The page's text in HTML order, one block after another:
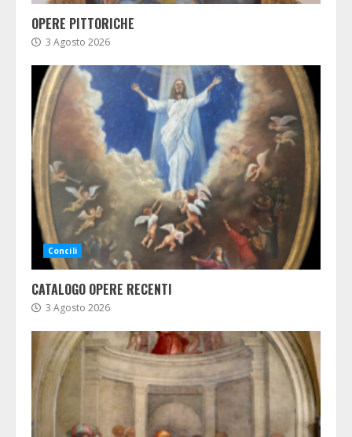
OPERE PITTORICHE
3 Agosto 2026
Concili
CATALOGO OPERE RECENTI
3 Agosto 2026